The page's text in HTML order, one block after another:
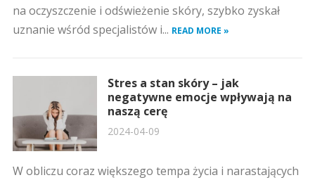
na oczyszczenie i odświeżenie skóry, szybko zyskał
uznanie wśród specjalistów i... READ MORE »
Stres a stan skóry – jak
negatywne emocje wpływają na
naszą cerę
2024-04-09
W obliczu coraz większego tempa życia i narastających